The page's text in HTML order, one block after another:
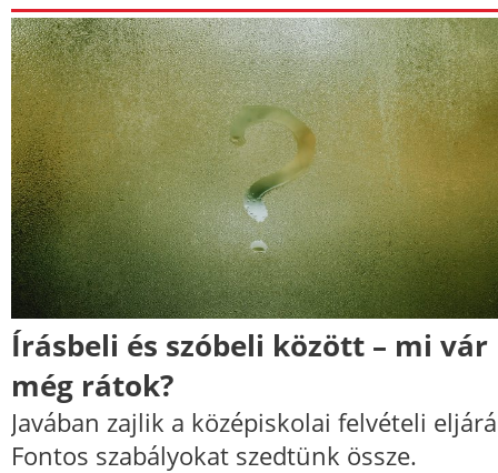
Írásbeli és szóbeli között – mi vár
még rátok?
Javában zajlik a középiskolai felvételi
Fontos szabályokat szedtünk össze.